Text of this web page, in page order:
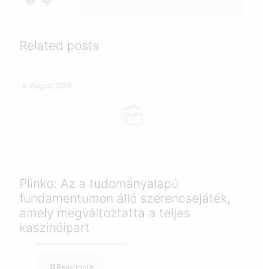
Related posts
8. August 2026
Plinko: Az a tudományalapú
fundamentumon álló szerencsejáték,
amely megváltoztatta a teljes
kaszinóipart
Read more